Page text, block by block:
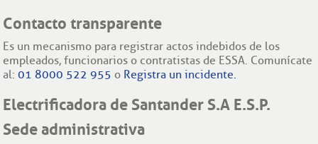
Contacto transparente
Es un mecanismo para registrar actos indebidos de los
empleados, funcionarios o contratistas de ESSA. Comunícate
al:01 8000 522 955 o Registra un incidente.
Electrificadora de Santander S.A E.S.P.
Sede administrativa